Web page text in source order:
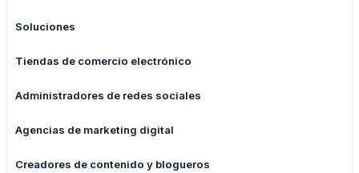
Soluciones
Tiendas de comercio electrónico
Administradores de redes sociales
Agencias de marketing digital
Creadores de contenido y blogueros